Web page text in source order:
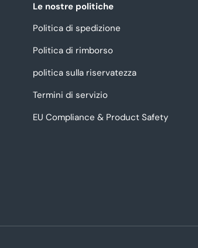
Le nostre politiche
Politica di spedizione
Politica di rimborso
politica sulla riservatezza
Termini di servizio
EU Compliance & Product Safety